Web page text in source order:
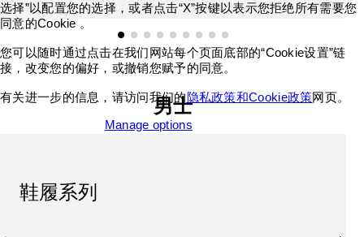
男士
鞋履系列
选择”以配置您的选择，或者点击“X”按键以表示您拒绝所有需要您
同意的Cookie 。
您可以随时通过点击在我们网站每个页面底部的“Cookie设置”链
接，改变您的偏好，或撤销您赋予的同意。
有关进一步的信息，请访问我们的隐私政策和Cookie政策网页。
Manage options